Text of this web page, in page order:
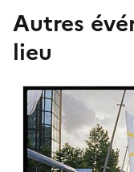
Autres
lieu